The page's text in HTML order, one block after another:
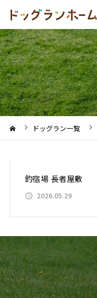
ドッグラン一覧
釣宿場 長者屋敷
2026.05.29